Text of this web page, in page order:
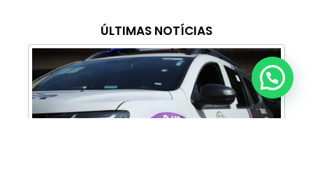
ÚLTIMAS NOTÍCIAS
Anunciar ou recomendar matéria